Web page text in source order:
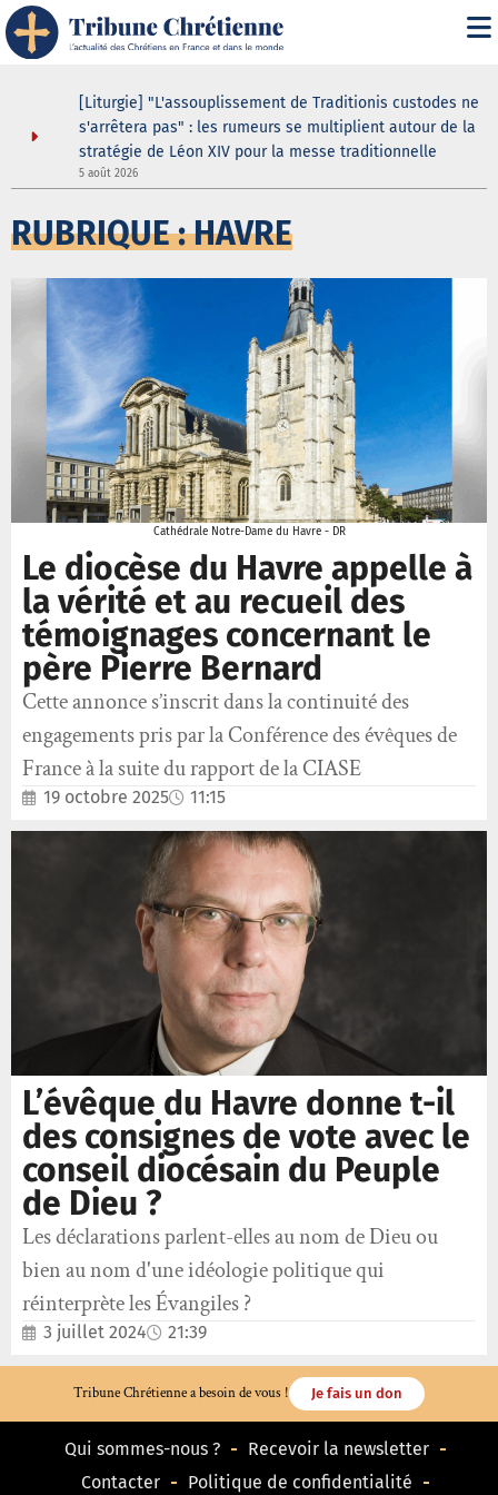
[Liturgie] "L'assouplissement de Traditionis custodes ne
s'arrêtera pas" : les rumeurs se multiplient autour de la
stratégie de Léon XIV pour la messe traditionnelle
5 août 2026
RUBRIQUE : HAVRE
Cathédrale Notre-Dame du Havre - DR
Le diocèse du Havre appelle à
la vérité et au recueil des
témoignages concernant le
père Pierre Bernard
Cette annonce s’inscrit dans la continuité des
engagements pris par la Conférence des évêques de
France à la suite du rapport de la CIASE
19 octobre 2025 11:15
L’évêque du Havre donne t-il
des consignes de vote avec le
conseil diocésain du Peuple
de Dieu ?
Les déclarations parlent-elles au nom de Dieu ou
bien au nom d'une idéologie politique qui
réinterprète les Évangiles ?
3 juillet 2024 21:39
Tribune Chrétienne a besoin de vous ! Je fais un don
Qui sommes-nous ?
Recevoir la newsletter
Contacter
Politique de confidentialité